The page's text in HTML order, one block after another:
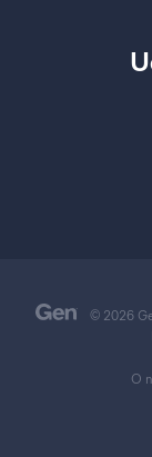
© 2026
O